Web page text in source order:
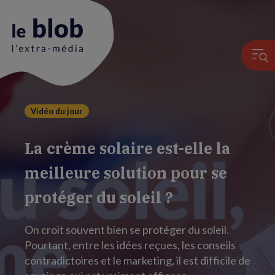
AnimationVidéo du jour
La crème solaire est-elle la
meilleure solution pour se
protéger du soleil ?
On croit souvent bien se protéger du soleil.
Pourtant, entre les idées reçues, les conseils
contradictoires et le marketing, il est difficile de